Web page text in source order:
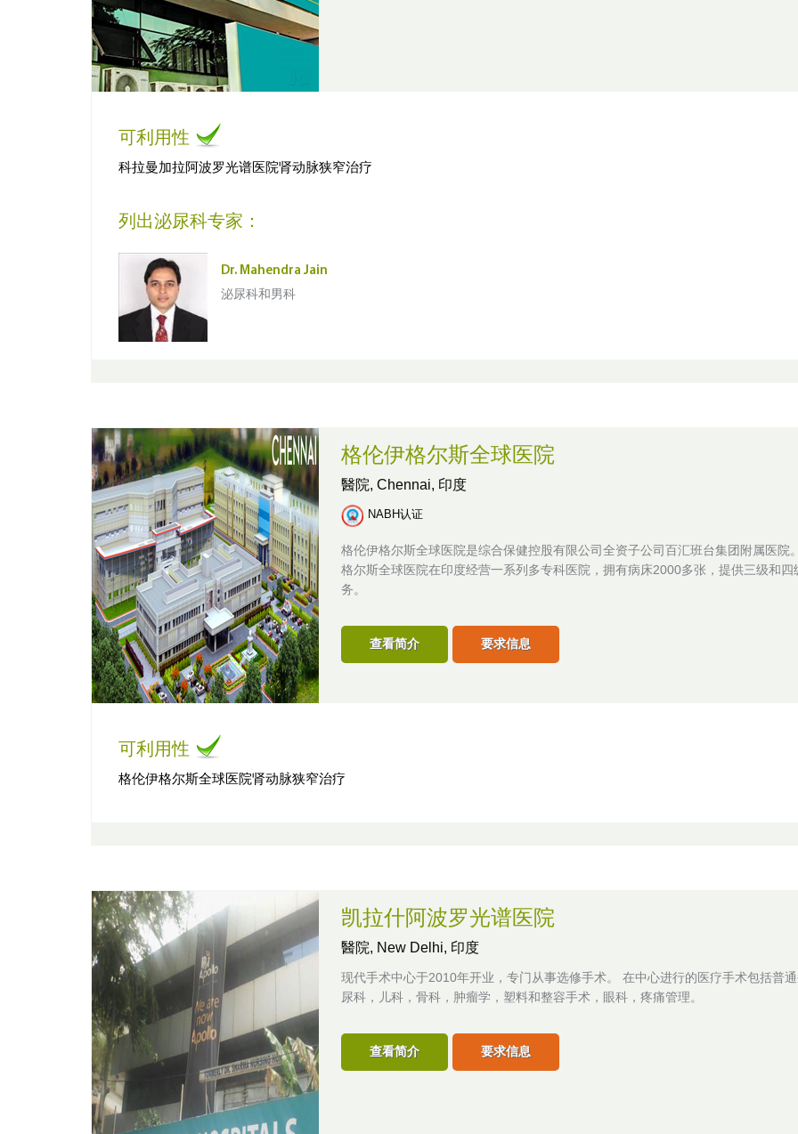
可利用性
科拉曼加拉阿波罗光谱医院肾动脉狭窄治疗
列出泌尿科专家：
Dr. Mahendra Jain
泌尿科和男科
格伦伊格尔斯全球医院
醫院, Chennai, 印度
NABH认证
格伦伊格尔斯全球医院是综合保健控股有限公司全资子公司百汇班台集团附属医院
格尔斯全球医院在印度经营一系列多专科医院，拥有病床2000多张，提供三级和四
务。
查看简介 要求信息
可利用性
格伦伊格尔斯全球医院肾动脉狭窄治疗
凯拉什阿波罗光谱医院
醫院, New Delhi, 印度
现代手术中心于2010年开业，专门从事选修手术。 在中心进行的医疗手术包括普
尿科，儿科，骨科，肿瘤学，塑料和整容手术，眼科，疼痛管理。
查看简介 要求信息